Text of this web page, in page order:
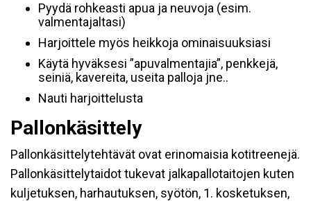
Pyydä rohkeasti apua ja neuvoja (esim.
valmentajaltasi)
Harjoittele myös heikkoja ominaisuuksiasi
Käytä hyväksesi ”apuvalmentajia”, penkkejä,
seiniä, kavereita, useita palloja jne..
Nauti harjoittelusta
Pallonkäsittely
Pallonkäsittelytehtävät ovat erinomaisia kotitreenejä.
Pallonkäsittelytaidot tukevat jalkapallotaitojen kuten
kuljetuksen, harhautuksen, syötön, 1. kosketuksen,